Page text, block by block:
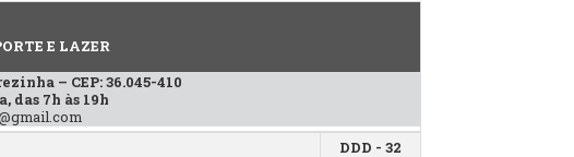
E LAZER
– CEP: 36.045-410
das 7h às 19h
DDD - 32